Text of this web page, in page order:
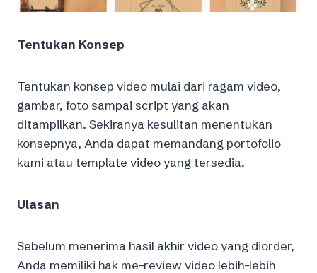
Tentukan Konsep
Tentukan konsep video mulai dari ragam video,
gambar, foto sampai script yang akan
ditampilkan. Sekiranya kesulitan menentukan
konsepnya, Anda dapat memandang portofolio
kami atau template video yang tersedia.
Ulasan
Sebelum menerima hasil akhir video yang diorder,
Anda memiliki hak me-review video lebih-lebih